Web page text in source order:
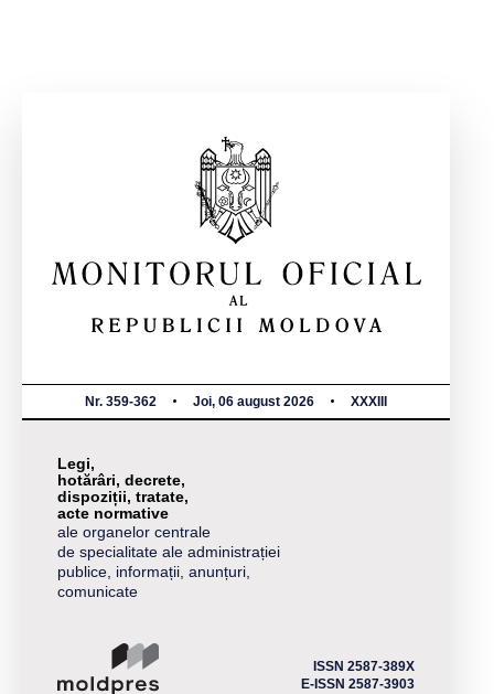
Nr. 359-362 Joi, 06 august 2026 XXXIII
Legi,
hotărâri, decrete,
dispoziții, tratate,
acte normative
ale organelor centrale
de specialitate ale administrației
publice, informații, anunțuri,
comunicate
ISSN 2587-389X
E-ISSN 2587-3903